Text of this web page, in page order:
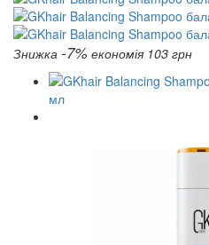
Знижка -7% економія 103 грн